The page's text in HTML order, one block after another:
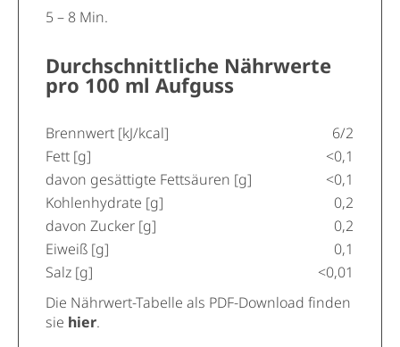
5 – 8 Min.
Durchschnittliche Nährwerte
pro 100 ml Aufguss
Brennwert [kJ/kcal]
6/2
Fett [g]
<0,1
davon gesättigte Fettsäuren [g]
<0,1
Kohlenhydrate [g]
0,2
davon Zucker [g]
0,2
Eiweiß [g]
0,1
Salz [g]
<0,01
Die Nährwert-Tabelle als PDF-Download finden
sie hier.